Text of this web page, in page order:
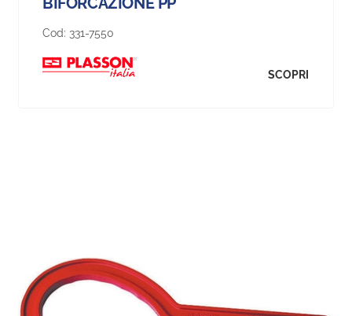
Cod: 331-7550
SCOPRI